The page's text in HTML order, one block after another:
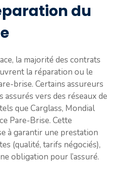
du
la majorité des contrats
la réparation ou le
brise. Certains assureurs
vers des réseaux de
que Carglass, Mondial
Pare-Brise. Cette
à garantir une prestation
(qualité, tarifs négociés),
obligation pour l’assuré.